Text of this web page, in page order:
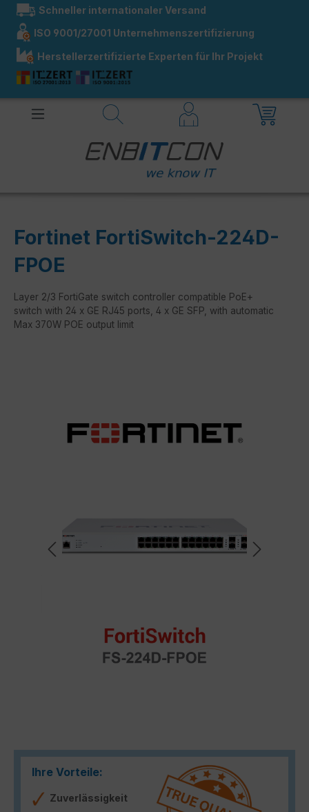
springen
Schneller internationaler Versand
ISO 9001/27001 Unternehmenszertifizierung
Herstellerzertifizierte Experten für Ihr Projekt
Fortinet FortiSwitch-224D-
FPOE
Layer 2/3 FortiGate switch controller compatible PoE+
switch with 24 x GE RJ45 ports, 4 x GE SFP, with automatic
Max 370W POE output limit
Ihre Vorteile:
Zuverlässigkeit